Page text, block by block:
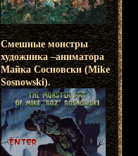
Смешные монстры
художника –аниматора
Майка Сосновски (Mike
Sosnowski).